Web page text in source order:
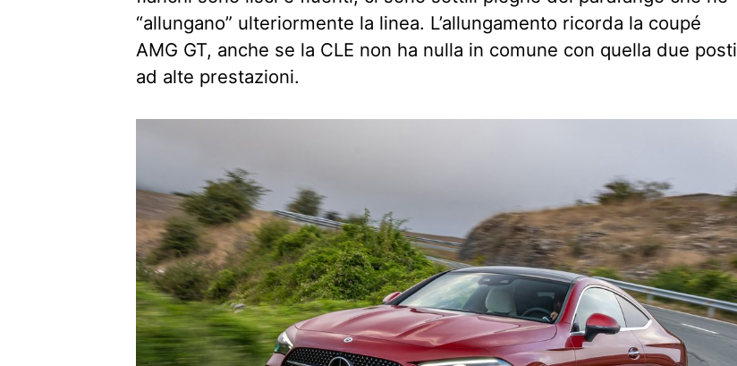
“allungano” ulteriormente la linea. L’allungamento ricorda la coupé
AMG GT, anche se la CLE non ha nulla in comune con quella due posti
ad alte prestazioni.